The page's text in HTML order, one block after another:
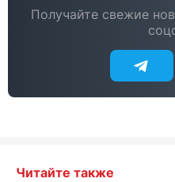
Получайте свежие
Читайте также